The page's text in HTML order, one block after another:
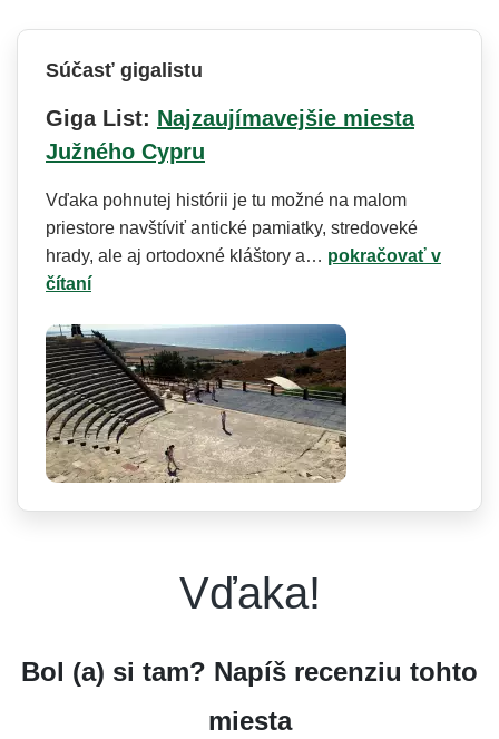
Súčasť gigalistu
Giga List: Najzaujímavejšie miesta
Južného Cypru
Vďaka pohnutej histórii je tu možné na malom
priestore navštíviť antické pamiatky, stredoveké
hrady, ale aj ortodoxné kláštory a… pokračovať v
čítaní
Vďaka!
Bol (a) si tam? Napíš recenziu tohto
miesta